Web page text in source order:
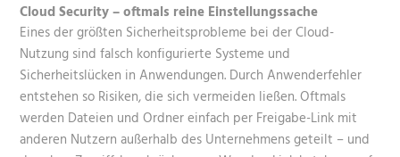
Cloud Security – oftmals reine Einstellungssache
Eines der größten Sicherheitsprobleme bei der Cloud-
Nutzung sind falsch konfigurierte Systeme und
Sicherheitslücken in Anwendungen. Durch Anwenderfehler
entstehen so Risiken, die sich vermeiden ließen. Oftmals
werden Dateien und Ordner einfach per Freigabe-Link mit
anderen Nutzern außerhalb des Unternehmens geteilt – und